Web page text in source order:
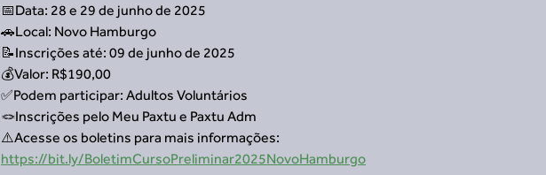
📅Data: 28 e 29 de junho de 2025
🚗Local: Novo Hamburgo
📝Inscrições até: 09 de junho de 2025
💰Valor: R$190,00
✅Podem participar: Adultos Voluntários
🪢Inscrições pelo Meu Paxtu e Paxtu Adm
⚠️Acesse os boletins para mais informações:
https://bit.ly/BoletimCursoPreliminar2025NovoHamburgo